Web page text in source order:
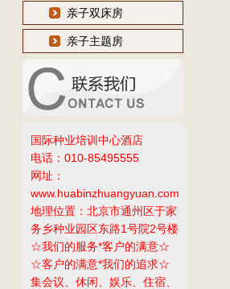
亲子双床房
亲子主题房
国际种业培训中心酒店
电话：010-85495555
网址：
www.huabinzhuangyuan.com
地理位置：北京市通州区于家
务乡种业园区东路1号院2号楼
☆我们的服务*客户的满意☆
☆客户的满意*我们的追求☆
集会议、休闲、娱乐、住宿、